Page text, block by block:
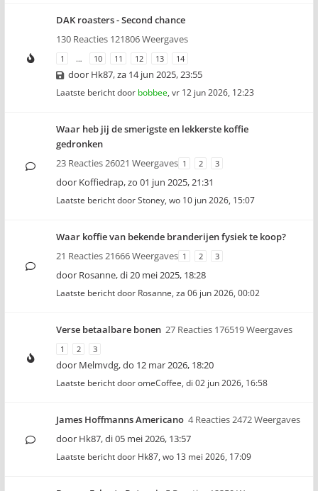
DAK roasters - Second chance
130 Reacties 121806 Weergaves
1 … 10 11 12 13 14
door Hk87,za 14 jun 2025, 23:55
Laatste bericht door bobbee, vr 12 jun 2026, 12:23
Waar heb jij de smerigste en lekkerste koffie
gedronken
23 Reacties 26021 Weergaves 1 2 3
door Koffiedrap,zo 01 jun 2025, 21:31
Laatste bericht doorStoney, wo 10 jun 2026, 15:07
Waar koffie van bekende branderijen fysiek te koop?
21 Reacties 21666 Weergaves 1 2 3
door Rosanne,di 20 mei 2025, 18:28
Laatste bericht door Rosanne, za 06 jun 2026, 00:02
Verse betaalbare bonen 27 Reacties 176519 Weergaves
1 2 3
door Melmvdg,do 12 mar 2026, 18:20
Laatste bericht dooromeCoffee, di 02 jun 2026, 16:58
James Hoffmanns Americano 4 Reacties 2472 Weergaves
door Hk87,di 05 mei 2026, 13:57
Laatste bericht door Hk87, wo 13 mei 2026, 17:09